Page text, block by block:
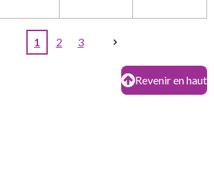
1 2 3
Revenir en haut